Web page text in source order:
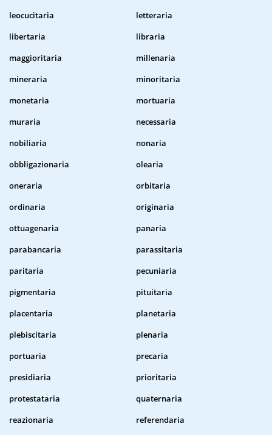
leocucitaria
letteraria
libertaria
libraria
maggioritaria
millenaria
mineraria
minoritaria
monetaria
mortuaria
muraria
necessaria
nobiliaria
nonaria
obbligazionaria
olearia
oneraria
orbitaria
ordinaria
originaria
ottuagenaria
panaria
parabancaria
parassitaria
paritaria
pecuniaria
pigmentaria
pituitaria
placentaria
planetaria
plebiscitaria
plenaria
portuaria
precaria
presidiaria
prioritaria
protestataria
quaternaria
reazionaria
referendaria